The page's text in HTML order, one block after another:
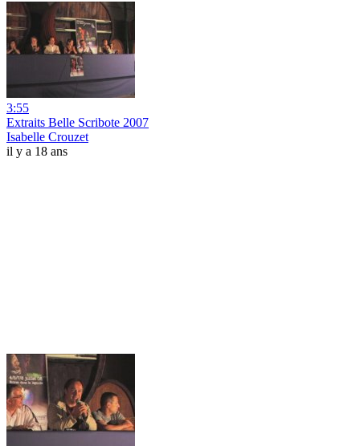
3:55
Extraits Belle Scribote 2007
Isabelle Crouzet
il y a 18 ans